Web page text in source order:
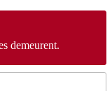
demeurent.